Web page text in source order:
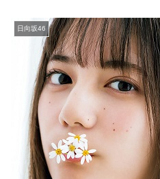
日向坂46